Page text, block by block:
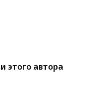
этого автора